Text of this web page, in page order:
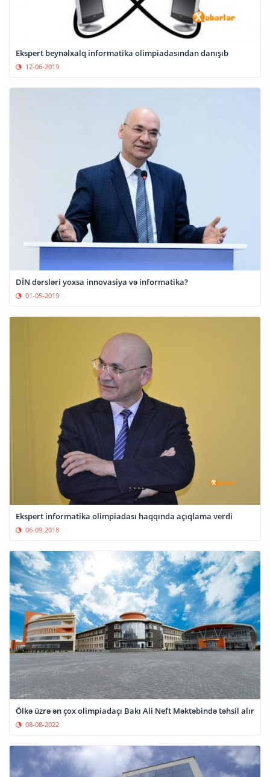
Ekspert beynəlxalq informatika olimpiadasından danışıb
12-06-2019
DİN dərsləri yoxsa innovasiya və informatika?
01-05-2019
Ekspert informatika olimpiadası haqqında açıqlama verdi
06-09-2018
Ölkə üzrə ən çox olimpiadaçı Bakı Ali Neft Məktəbində təhsil alır
08-08-2022